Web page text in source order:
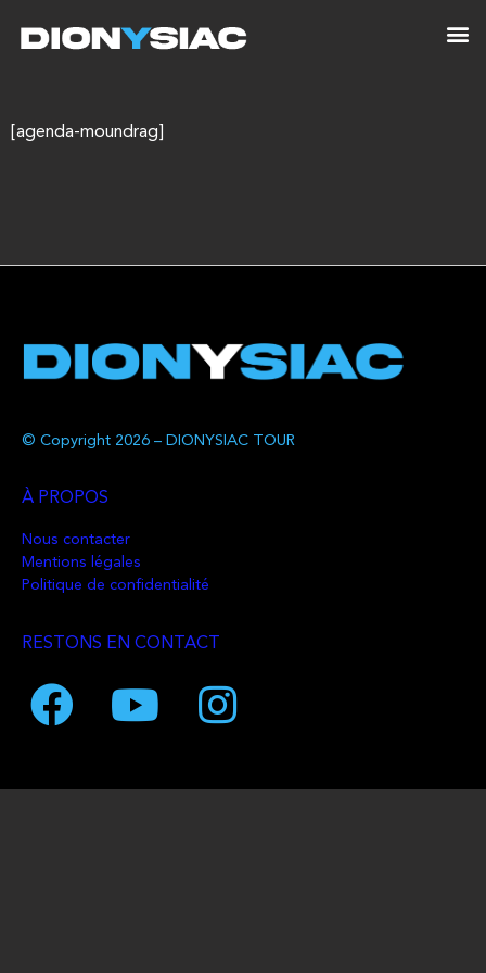
[agenda-moundrag]
© Copyright 2026 – DIONYSIAC TOUR
À PROPOS
Nous contacter
Mentions légales
Politique de confidentialité
RESTONS EN CONTACT